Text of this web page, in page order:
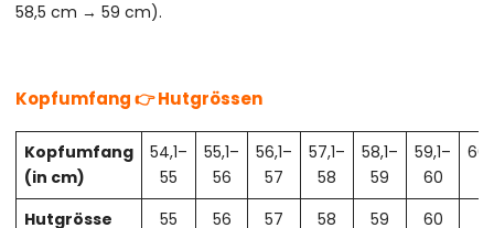
58,5 cm → 59 cm).
Kopfumfang 👉 Hutgrössen
Kopfumfang
(in cm)
54,1–
55
55,1–
56
56,1–
57
57,1–
58
58,1–
59
59,1–
60
Hutgrösse
55 56 57 58 59 60